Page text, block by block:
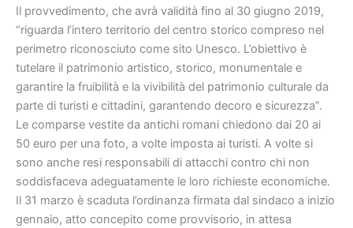
Il provvedimento, che avrà validità fino al 30 giugno 2019,
“riguarda l’intero territorio del centro storico compreso nel
perimetro riconosciuto come sito Unesco. L’obiettivo è
tutelare il patrimonio artistico, storico, monumentale e
garantire la fruibilità e la vivibilità del patrimonio culturale da
parte di turisti e cittadini, garantendo decoro e sicurezza”.
Le comparse vestite da antichi romani chiedono dai 20 ai
50 euro per una foto, a volte imposta ai turisti. A volte si
sono anche resi responsabili di attacchi contro chi non
soddisfaceva adeguatamente le loro richieste economiche.
Il 31 marzo è scaduta l’ordinanza firmata dal sindaco a inizio
gennaio, atto concepito come provvisorio, in attesa